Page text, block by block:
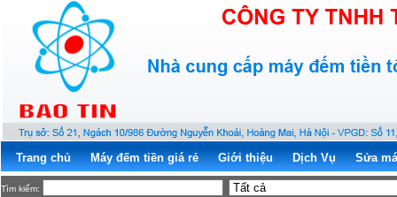
Trang chủ Máy đếm tiền giá rẻ Giới thiệu Dịch Vụ Sửa
Tìm kiếm: